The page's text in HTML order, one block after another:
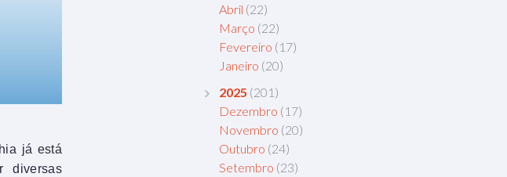
já está
diversas
Abril (22)
Março (22)
Fevereiro (17)
Janeiro (20)
2025 (201)
Dezembro (17)
Novembro (20)
Outubro (24)
Setembro (23)